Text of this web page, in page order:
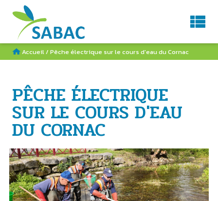
Service d'Aménagement du BAssin de la Charente
RECHERCHE
Accueil/ Pêche électrique sur le cours d'eau du Cornac
PÊCHE ÉLECTRIQUE
SUR LE COURS D'EAU
DU CORNAC